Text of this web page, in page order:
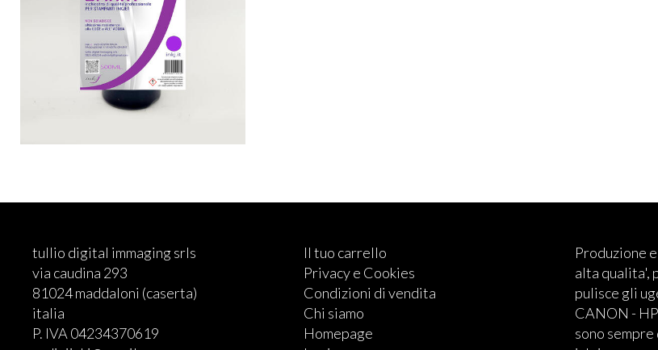
tullio digital immaging srls
via caudina 293
81024 maddaloni (caserta)
italia
P. IVA 04234370619
Il tuo carrello
Privacy e Cookies
Condizioni di vendita
Chi siamo
Homepage
Produzione
alta qualita',
pulisce gli
CANON -
sono